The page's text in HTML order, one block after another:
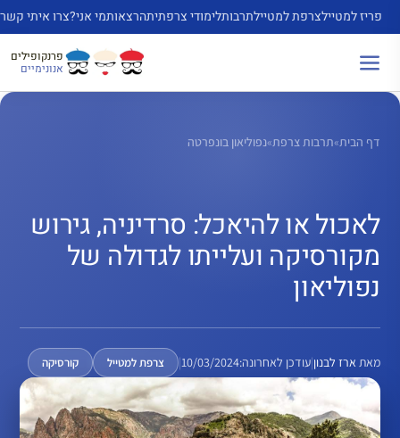
לדלג
לתוכן
פריז למטיילצרפת למטיילתרבותלימודי צרפתיתהרצאותמי אני?צרו איתי קשר
פרנקופילים
אנונימיים
דף הבית»תרבות צרפת»נפוליאון בונפרטה
לאכול או להיאכל: סרדיניה, גירוש
מקורסיקה ועלייתו לגדולה של
נפוליאון
מאת ארז לבנון|עודכן לאחרונה:10/03/2024
| צרפת למטייל קורסיקה